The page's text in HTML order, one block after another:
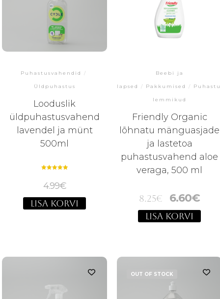
Puhastusvahendid /
Üldpuhastus
Looduslik
üldpuhastusvahend
lavendel ja münt
500ml
/ 5
4.99€
LISA KORVI
Beebi ja
lapsed / Pakkumised /
lemmikud
Friendly Organic
lõhnatu mänguasjade
ja lastetoa
puhastusvahend aloe
veraga, 500 ml
8.25€ 6.60€
LISA KORVI
OUT OF STOCK